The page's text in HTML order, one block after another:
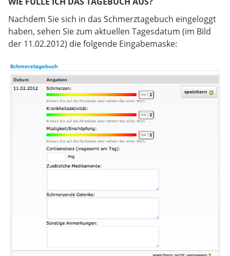
Nachdem Sie sich in das Schmerztagebuch eingeloggt
haben, sehen Sie zum aktuellen Tagesdatum (im Bild
der 11.02.2012) die folgende Eingabemaske: